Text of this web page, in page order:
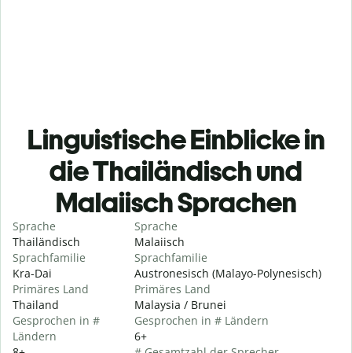
Linguistische Einblicke in
die Thailändisch und
Malaiisch Sprachen
Sprache
Thailändisch
Sprachfamilie
Kra-Dai
Primäres Land
Thailand
Gesprochen in #
Ländern
Sprache
Malaiisch
Sprachfamilie
Austronesisch (Malayo-Polynesisch)
Primäres Land
Malaysia / Brunei
Gesprochen in # Ländern
6+